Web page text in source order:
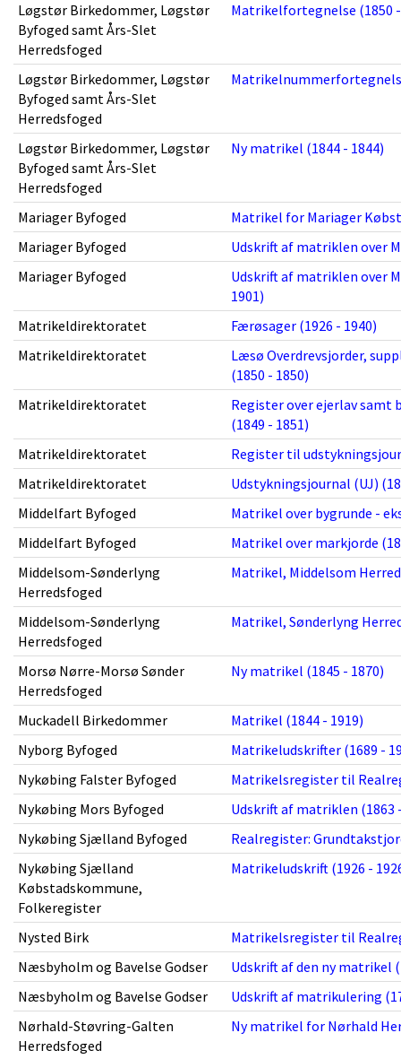
Løgstør Birkedommer, Løgstør
Byfoged samt Års-Slet
Herredsfoged
Matrikelfortegnelse (1850
Løgstør Birkedommer, Løgstør
Byfoged samt Års-Slet
Herredsfoged
Løgstør Birkedommer, Løgstør
Byfoged samt Års-Slet
Herredsfoged
Ny matrikel (1844 - 1844)
Mariager Byfoged
Matrikel for Mariager
Mariager Byfoged
Udskrift af matriklen over
Mariager Byfoged
Udskrift af matriklen over
1901)
Matrikeldirektoratet
Færøsager (1926 - 1940)
Matrikeldirektoratet
Læsø Overdrevsjorder,
(1850 - 1850)
Matrikeldirektoratet
Register over ejerlav samt
(1849 - 1851)
Matrikeldirektoratet
Register til
Matrikeldirektoratet
Udstykningsjournal (UJ)
Middelfart Byfoged
Matrikel over bygrunde -
Middelfart Byfoged
Matrikel over markjorde
Middelsom-Sønderlyng
Herredsfoged
Matrikel, Middelsom
Middelsom-Sønderlyng
Herredsfoged
Matrikel, Sønderlyng
Morsø Nørre-Morsø Sønder
Herredsfoged
Ny matrikel (1845 - 1870)
Muckadell Birkedommer
Matrikel (1844 - 1919)
Nyborg Byfoged
Matrikeludskrifter (1689 -
Nykøbing Falster Byfoged
Matrikelsregister til
Nykøbing Mors Byfoged
Udskrift af matriklen (1863
Nykøbing Sjælland Byfoged
Realregister:
Nykøbing Sjælland
Købstadskommune,
Folkeregister
Matrikeludskrift (1926 -
Nysted Birk
Matrikelsregister til
Næsbyholm og Bavelse Godser
Udskrift af den ny matrikel
Næsbyholm og Bavelse Godser
Udskrift af matrikulering
Nørhald-Støvring-Galten
Herredsfoged
Ny matrikel for Nørhald